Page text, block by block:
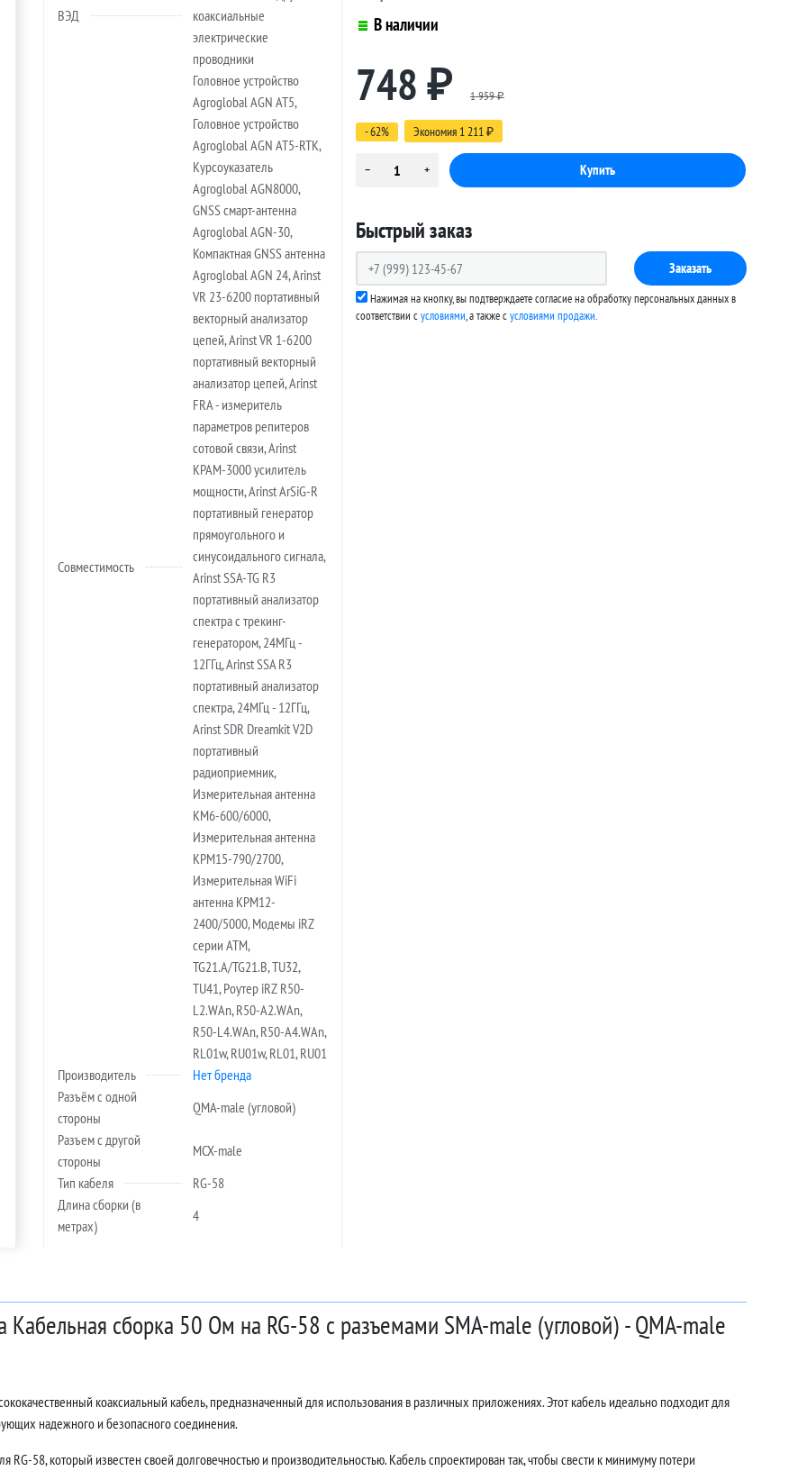
ВЭД
коаксиальные
электрические
проводники
Совместимость
Головное устройство
Agroglobal AGN AT5,
Головное устройство
Agroglobal AGN AT5-RTK,
Курсоуказатель
Agroglobal AGN8000,
GNSS смарт-антенна
Agroglobal AGN-30,
Компактная GNSS антенна
Agroglobal AGN 24, Arinst
VR 23-6200 портативный
векторный анализатор
цепей, Arinst VR 1-6200
портативный векторный
анализатор цепей, Arinst
FRA - измеритель
параметров репитеров
сотовой связи, Arinst
KPAM-3000 усилитель
мощности, Arinst ArSiG-R
портативный генератор
прямоугольного и
синусоидального сигнала,
Arinst SSA-TG R3
портативный анализатор
спектра с трекинг-
генератором, 24МГц -
12ГГц, Arinst SSA R3
портативный анализатор
спектра, 24МГц - 12ГГц,
Arinst SDR Dreamkit V2D
портативный
радиоприемник,
Измерительная антенна
KM6-600/6000,
Измерительная антенна
KPM15-790/2700,
Измерительная WiFi
антенна KPM12-
2400/5000, Модемы iRZ
серии ATM,
TG21.A/TG21.B, TU32,
TU41, Роутер iRZ R50-
L2.WAn, R50-A2.WAn,
R50-L4.WAn, R50-A4.WAn,
RL01w, RU01w, RL01, RU01
Производитель
Нет бренда
Разъём с одной
стороны
QMA-male (угловой)
Разъем с другой
стороны
MCX-male
Тип кабеля
RG-58
Длина сборки (в
метрах)
4
В наличии
748 ₽ 1 959₽
- 62% Экономия 1 211 ₽
Быстрый заказ
Заказать
Нажимая на кнопку, вы подтверждаете согласие на обработку персональных данных в
соответствии сусловиями, а также cусловиями продажи.
Кабельная сборка 50 Ом на RG-58 с разъемами SMA-male (угловой) - QMA-male
коаксиальный кабель, предназначенный для использования в различных приложениях. Этот кабель идеально подходит для
надежного и безопасного соединения.
RG-58, который известен своей долговечностью и производительностью. Кабель спроектирован так, чтобы свести к минимуму потери